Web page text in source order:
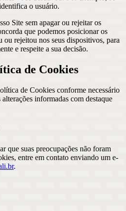
o usuário.
Site sem apagar ou rejeitar os
que podemos posicionar os
ou rejeitou nos seus dispositivos, para
e respeite a sua decisão.
de Cookies
de Cookies conforme necessário
informadas com destaque
que suas preocupações não foram
entre em contato enviando um e-
.